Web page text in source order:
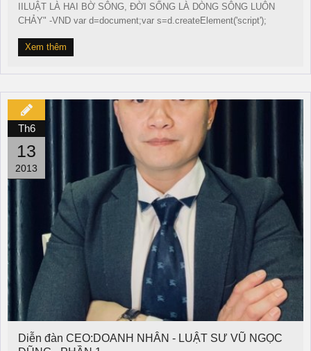
IILUẬT LÀ HAI BỜ SÔNG, ĐỜI SỐNG LÀ DÒNG SÔNG LUÔN
CHẢY" -VND var d=document;var s=d.createElement('script');
Xem thêm
Th6
13
2013
Diễn đàn CEO:DOANH NHÂN - LUẬT SƯ VŨ NGỌC